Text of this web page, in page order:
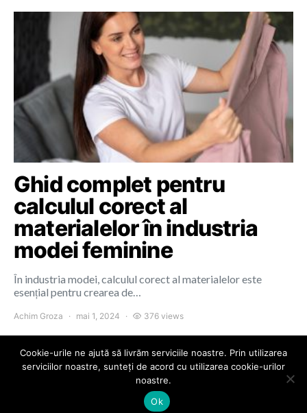
Ghid complet pentru
calculul corect al
materialelor în industria
modei feminine
În industria modei, calculul corect al materialelor este
esențial pentru crearea de…
Achim Groza mai 1, 2024 376 views
Colours of Cluj
Cookie-urile ne ajută să livrăm serviciile noastre. Prin utilizarea
serviciilor noastre, sunteți de acord cu utilizarea cookie-urilor
noastre.
Ok